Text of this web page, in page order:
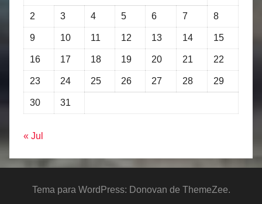
2 3 4 5 6 7 8
9 10 11 12 13 14 15
16 17 18 19 20 21 22
23 24 25 26 27 28 29
30 31
« Jul
Tema para WordPress: Donovan de ThemeZee.